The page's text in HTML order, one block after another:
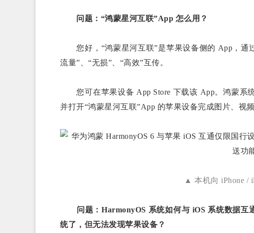
问题：“鸿蒙星河互联”App 怎么用？
您好，“鸿蒙星河互联”是苹果设备侧的 App，
流量”、“无损”、“高效”互传。
您可在苹果设备 App Store 下载该 App。鸿蒙
并打开“鸿蒙星河互联”App 的苹果设备完成图片、视
▲ 本机向 iPhone /
问题：HarmonyOS 系统如何与 iOS 系统数据互
统了，但无法发现苹果设备？